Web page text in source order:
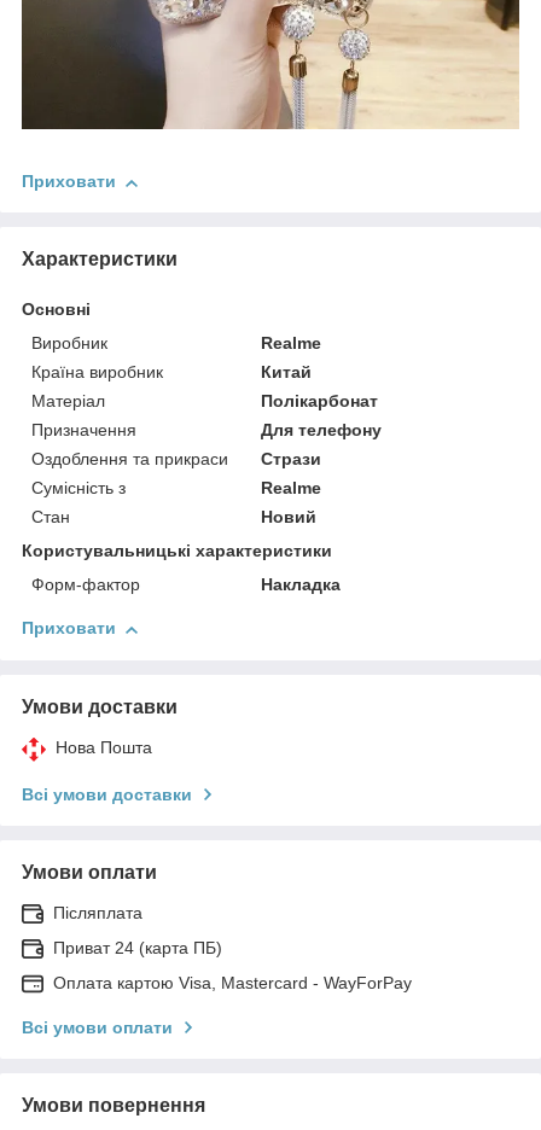
Приховати
Характеристики
Основні
Виробник
Realme
Країна виробник
Китай
Матеріал
Полікарбонат
Призначення
Для телефону
Оздоблення та прикраси
Стрази
Сумісність з
Realme
Стан
Новий
Користувальницькі характеристики
Форм-фактор
Накладка
Приховати
Умови доставки
Нова Пошта
Всі умови доставки
Умови оплати
Післяплата
Приват 24 (карта ПБ)
Оплата картою Visa, Mastercard - WayForPay
Всі умови оплати
Умови повернення